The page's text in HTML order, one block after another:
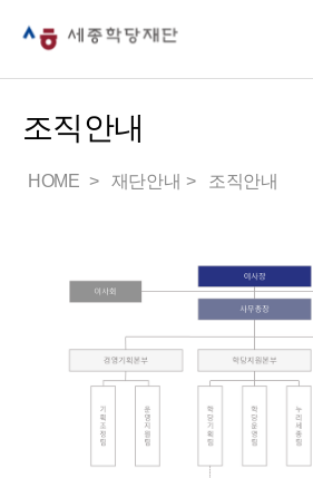
조직안내
HOME 재단안내 조직안내